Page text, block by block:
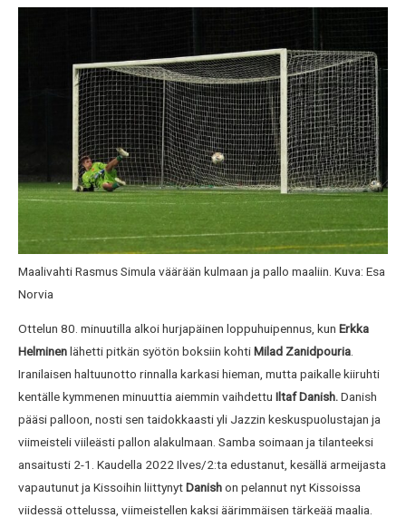
Maalivahti Rasmus Simula väärään kulmaan ja pallo maaliin. Kuva: Esa
Norvia
Ottelun 80. minuutilla alkoi hurjapäinen loppuhuipennus, kun Erkka
Helminenlähetti pitkän syötön boksiin kohtiMilad Zanidpouria.
Iranilaisen haltuunotto rinnalla karkasi hieman, mutta paikalle kiiruhti
kentälle kymmenen minuuttia aiemmin vaihdettu Iltaf Danish.Danish
pääsi palloon, nosti sen taidokkaasti yli Jazzin keskuspuolustajan ja
viimeisteli viileästi pallon alakulmaan. Samba soimaan ja tilanteeksi
ansaitusti 2-1. Kaudella 2022 Ilves/2:ta edustanut, kesällä armeijasta
vapautunut ja Kissoihin liittynytDanishon pelannut nyt Kissoissa
viidessä ottelussa, viimeistellen kaksi äärimmäisen tärkeää maalia.